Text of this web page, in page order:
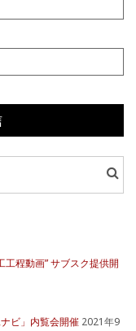
工程動画” サブスク提供開
ビ」内覧会開催 2021年9